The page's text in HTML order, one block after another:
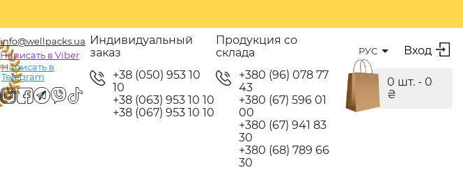
info@wellpacks.ua
Написать в Viber
Написать в
Telegram
Индивидуальный
заказ
+38 (050) 953 10
10
+38 (063) 953 10 10
+38 (067) 953 10 10
Продукция со
склада
+380 (96) 078 77
43
+380 (67) 596 01
00
+380 (67) 941 83
30
+380 (68) 789 66
30
РУС Вход
0 шт. - 0
₴